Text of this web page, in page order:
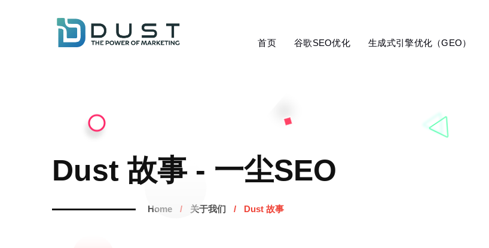
首页 谷歌SEO优化 生成式引擎优化（GEO）
Dust 故事 - 一尘SEO
Home 关于我们 Dust 故事